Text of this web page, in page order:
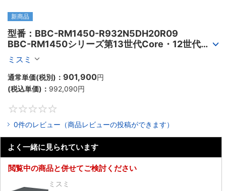
新商品
型番：BBC-RM1450-R932N5DH20R09
BBC-RM1450シリーズ第13世代Core・12世代
Celeron対応ラックマウント4PCIe
ミスミ
通常単価(税別)： 901,900円
(税込単価)： 992,090円
0件のレビュー（商品レビューの投稿ができます）
よく一緒に見られています
閲覧中の商品と併せてご検討ください
ミスミ